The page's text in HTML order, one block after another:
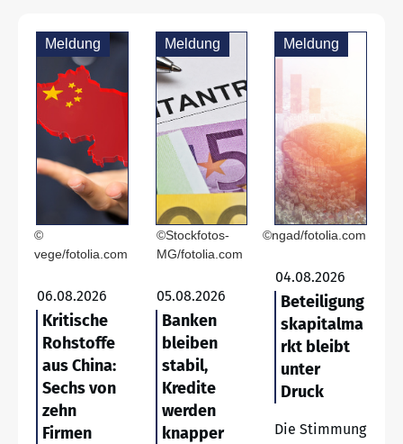
Meldung
©
vege/fotolia.com
06.08.2026
Kritische
Rohstoffe
aus China:
Sechs von
zehn
Firmen
Meldung
©Stockfotos-
MG/fotolia.com
05.08.2026
Banken
bleiben
stabil,
Kredite
werden
knapper
Meldung
©ngad/fotolia.com
04.08.2026
Beteiligung
skapitalma
rkt bleibt
unter
Druck
Die Stimmung